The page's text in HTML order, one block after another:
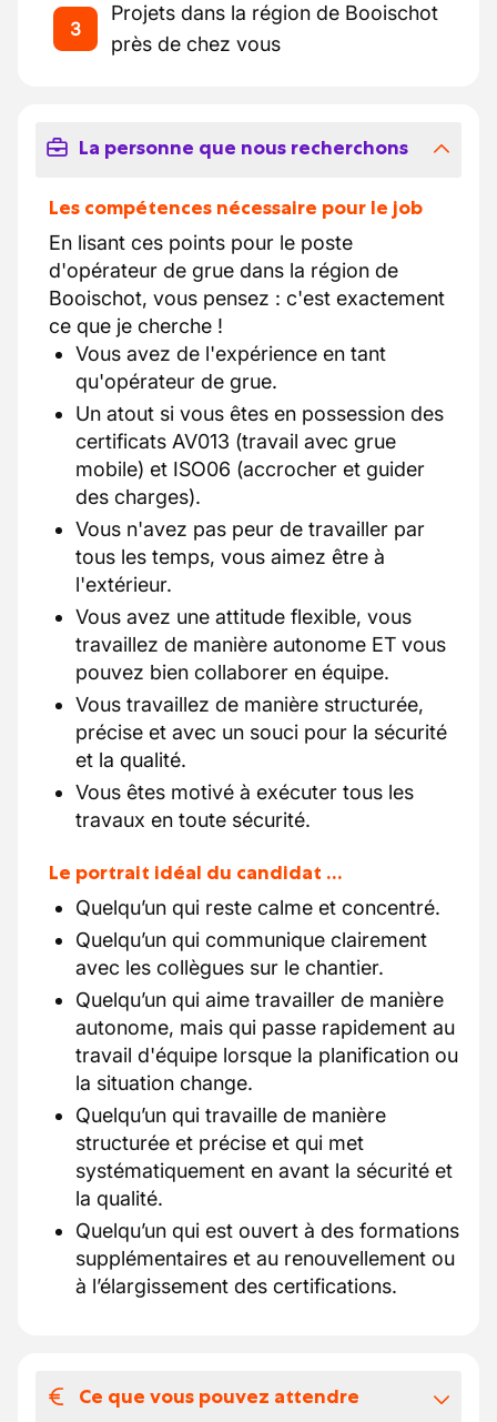
3
Projets dans la région de Booischot
près de chez vous
La personne que nous recherchons
Les compétences nécessaire pour le job
En lisant ces points pour le poste
d'opérateur de grue dans la région de
Booischot, vous pensez : c'est exactement
ce que je cherche !
Vous avez de l'expérience en tant
qu'opérateur de grue.
Un atout si vous êtes en possession des
certificats AV013 (travail avec grue
mobile) et ISO06 (accrocher et guider
des charges).
Vous n'avez pas peur de travailler par
tous les temps, vous aimez être à
l'extérieur.
Vous avez une attitude flexible, vous
travaillez de manière autonome ET vous
pouvez bien collaborer en équipe.
Vous travaillez de manière structurée,
précise et avec un souci pour la sécurité
et la qualité.
Vous êtes motivé à exécuter tous les
travaux en toute sécurité.
Le portrait idéal du candidat …
Quelqu’un qui reste calme et concentré.
Quelqu’un qui communique clairement
avec les collègues sur le chantier.
Quelqu’un qui aime travailler de manière
autonome, mais qui passe rapidement au
travail d'équipe lorsque la planification ou
la situation change.
Quelqu’un qui travaille de manière
structurée et précise et qui met
systématiquement en avant la sécurité et
la qualité.
Quelqu’un qui est ouvert à des formations
supplémentaires et au renouvellement ou
à l’élargissement des certifications.
Ce que vous pouvez attendre